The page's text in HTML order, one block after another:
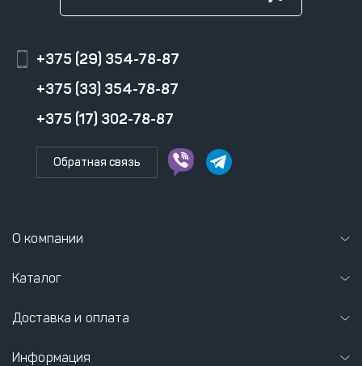
+375 (29) 354-78-87
+375 (33) 354-78-87
+375 (17) 302-78-87
Обратная связь
О компании
Каталог
Доставка и оплата
Информация